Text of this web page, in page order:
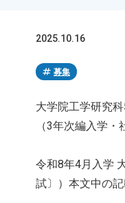
2025.10.16
tag 募集
大学院工学研究
（3年次編入学
令和8年4月入学
試〕）本文中の